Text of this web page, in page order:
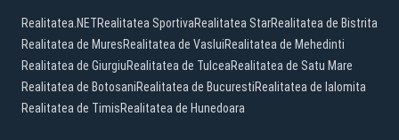
Realitatea.NETRealitatea SportivaRealitatea StarRealitatea de Bistrita
Realitatea de MuresRealitatea de VasluiRealitatea de Mehedinti
Realitatea de GiurgiuRealitatea de TulceaRealitatea de Satu Mare
Realitatea de BotosaniRealitatea de BucurestiRealitatea de Ialomita
Realitatea de TimisRealitatea de Hunedoara